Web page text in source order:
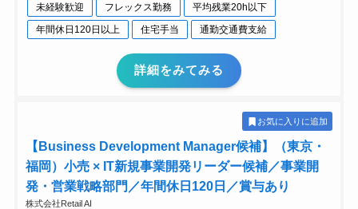
未経験歓迎 フレックス勤務
平均残業20h以下
年間休日120日以上
住宅手当 通勤交通費支給
詳細をみてみる
お気に入りに追加
【Business Development Manager候補】（東京・
福岡）小売 × IT新規事業開発リーダー候補／事業開
発・営業戦略部門／年間休日120日／賞与あり
株式会社Retail AI